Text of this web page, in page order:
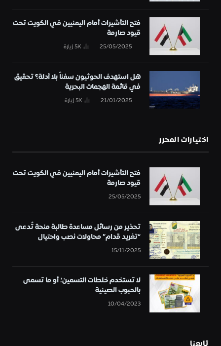
فتح التأشيرات أمام اليمنيين في الكويت تحت
قيود صارمة
25/05/2025
5Kزيارة
هل استهدف الحوثيون سفناً بلا أدلة؟ تحقيق
في قائمة الهجمات البحرية
21/01/2025
5Kزيارة
اختيارات المحرر
فتح التأشيرات أمام اليمنيين في الكويت تحت
قيود صارمة
25/05/2025
تحذير من رسائل مساعدة طالبة منحة تُدعى
“تغريد قدام” محاولات نصب واحتيال
15/11/2025
لا تستخدم خلطات التسمين؛ أو ما تسمى
بالحبوب الصينية
10/04/2023